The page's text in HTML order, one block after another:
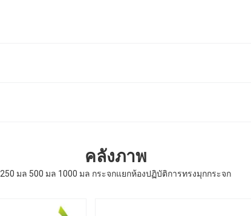
คลังภาพ
250 มล 500 มล 1000 มล กระจกแยกห้องปฏิบัติการทรงมุกกระจก